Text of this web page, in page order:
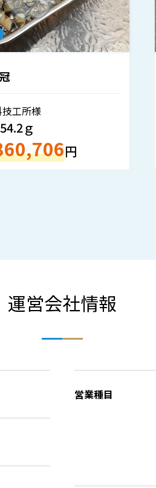
クラップ
除去冠
歯科医院様
量：804.5ｇ
： 1,934,935
運営会社情報
営業種目